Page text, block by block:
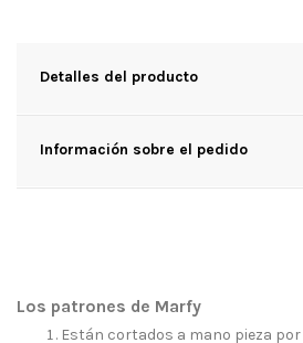
Detalles del producto
Información sobre el pedido
Los patrones de Marfy
Están cortados a mano pieza